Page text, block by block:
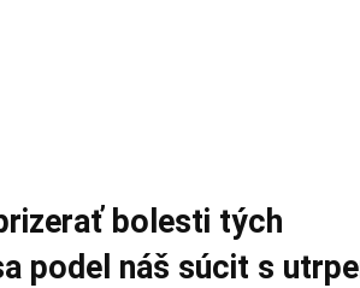
bolesti tých
podel náš súcit s